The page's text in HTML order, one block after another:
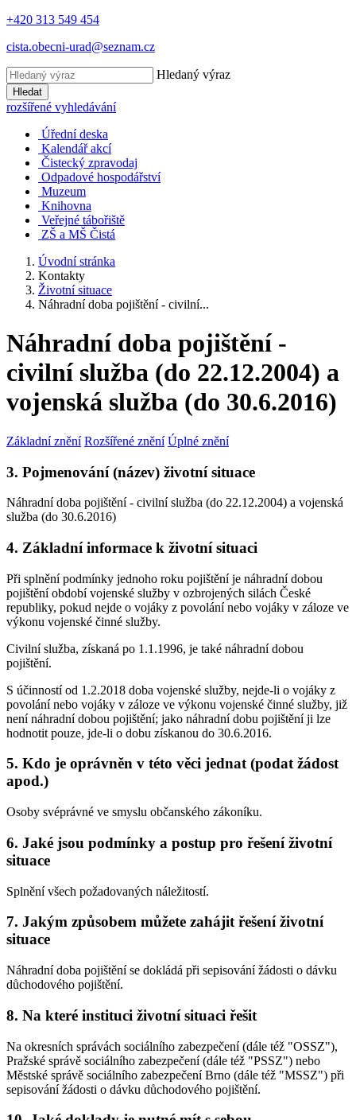
+420 313 549 454
cista.obecni-urad@seznam.cz
Hledaný výraz
Hledat
rozšířené vyhledávání
Úřední deska
Kalendář akcí
Čistecký zpravodaj
Odpadové hospodářství
Muzeum
Knihovna
Veřejné tábořiště
ZŠ a MŠ Čistá
Úvodní stránka
Kontakty
Životní situace
Náhradní doba pojištění - civilní...
Náhradní doba pojištění -
civilní služba (do 22.12.2004) a
vojenská služba (do 30.6.2016)
Základní znění Rozšířené znění Úplné znění
3. Pojmenování (název) životní situace
Náhradní doba pojištění - civilní služba (do 22.12.2004) a vojenská
služba (do 30.6.2016)
4. Základní informace k životní situaci
Při splnění podmínky jednoho roku pojištění je náhradní dobou
pojištění období vojenské služby v ozbrojených silách České
republiky, pokud nejde o vojáky z povolání nebo vojáky v záloze ve
výkonu vojenské činné služby.
Civilní služba, získaná po 1.1.1996, je také náhradní dobou
pojištění.
S účinností od 1.2.2018 doba vojenské služby, nejde-li o vojáky z
povolání nebo vojáky v záloze ve výkonu vojenské činné služby, již
není náhradní dobou pojištění; jako náhradní dobu pojištění ji lze
hodnotit pouze, jde-li o dobu získanou do 30.6.2016.
5. Kdo je oprávněn v této věci jednat (podat žádost
apod.)
Osoby svéprávné ve smyslu občanského zákoníku.
6. Jaké jsou podmínky a postup pro řešení životní
situace
Splnění všech požadovaných náležitostí.
7. Jakým způsobem můžete zahájit řešení životní
situace
Náhradní doba pojištění se dokládá při sepisování žádosti o dávku
důchodového pojištění.
8. Na které instituci životní situaci řešit
Na okresních správách sociálního zabezpečení (dále též "OSSZ"),
Pražské správě sociálního zabezpečení (dále též "PSSZ") nebo
Městské správě sociálního zabezpečení Brno (dále též "MSSZ") při
sepisování žádosti o dávku důchodového pojištění.